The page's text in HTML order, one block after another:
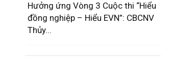
Hưởng ứng Vòng 3 Cuộc thi “Hiểu
đồng nghiệp – Hiểu EVN”: CBCNV
Thủy...